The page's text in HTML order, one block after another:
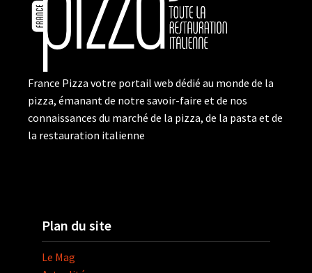
France Pizza votre portail web dédié au monde de la
pizza, émanant de notre savoir-faire et de nos
connaissances du marché de la pizza, de la pasta et de
la restauration italienne
Plan du site
Le Mag